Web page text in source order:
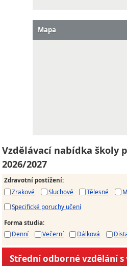
Mapa
Vzdělávací nabídka školy
2026/2027
Zdravotní postižení:
Zrakové
Sluchové Tělesné
Specifické poruchy učení
Forma studia:
Denní
Večerní Dálková
Střední odborné vzdělání